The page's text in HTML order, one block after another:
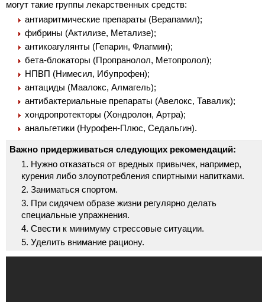
могут такие группы лекарственных средств:
антиаритмические препараты (Верапамил);
фибрины (Актилизе, Метализе);
антикоагулянты (Гепарин, Флагмин);
бета-блокаторы (Пропранолол, Метопролол);
НПВП (Нимесил, Ибупрофен);
антациды (Маалокс, Алмагель);
антибактериальные препараты (Авелокс, Тавалик);
хондропротекторы (Хондролон, Артра);
анальгетики (Нурофен-Плюс, Седальгин).
Важно придерживаться следующих рекомендаций:
Нужно отказаться от вредных привычек, например,
курения либо злоупотребления спиртными напитками.
Заниматься спортом.
При сидячем образе жизни регулярно делать
специальные упражнения.
Свести к минимуму стрессовые ситуации.
Уделить внимание рациону.